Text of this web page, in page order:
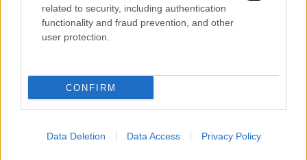
related to security, including authentication
functionality and fraud prevention, and other
user protection.
CONFIRM
Data Deletion Data Access Privacy Policy